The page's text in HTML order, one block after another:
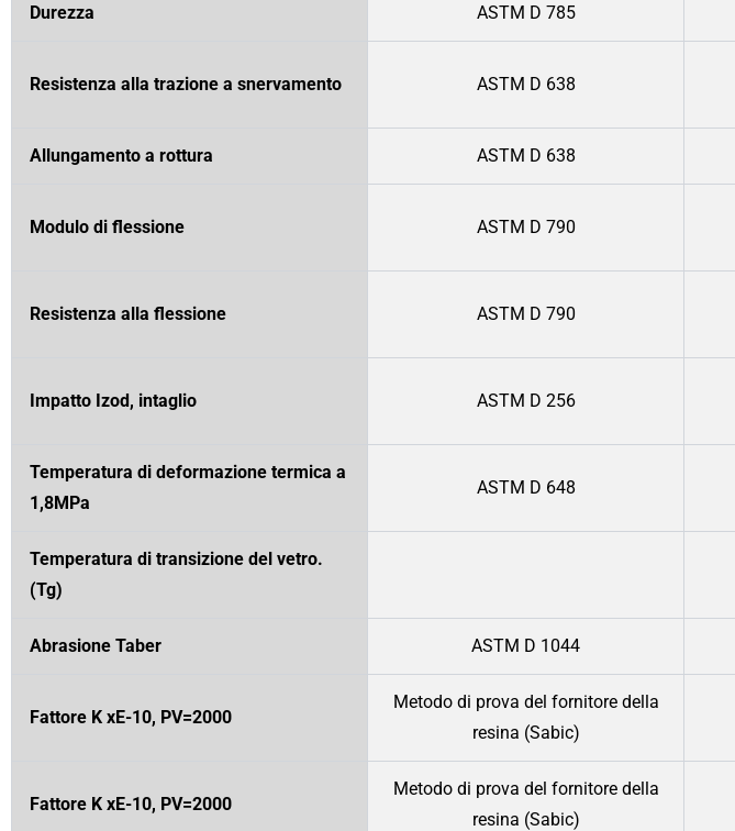
Durezza ASTM D 785
Resistenza alla trazione a snervamento ASTM D 638
Allungamento a rottura ASTM D 638
Modulo di flessione ASTM D 790
Resistenza alla flessione ASTM D 790
Impatto Izod, intaglio ASTM D 256
Temperatura di deformazione termica a
1,8MPa
ASTM D 648
Temperatura di transizione del vetro.
(Tg)
Abrasione Taber ASTM D 1044
Fattore K xE-10, PV=2000
Metodo di prova del fornitore della
resina (Sabic)
Fattore K xE-10, PV=2000
Metodo di prova del fornitore della
resina (Sabic)